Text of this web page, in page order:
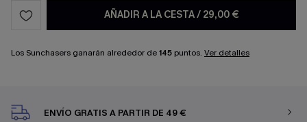
AÑADIR A LA CESTA/ 29,00 €
Los Sunchasers ganarán alrededor de145 puntos. Ver detalles
ENVÍO GRATIS A PARTIR DE 49 €